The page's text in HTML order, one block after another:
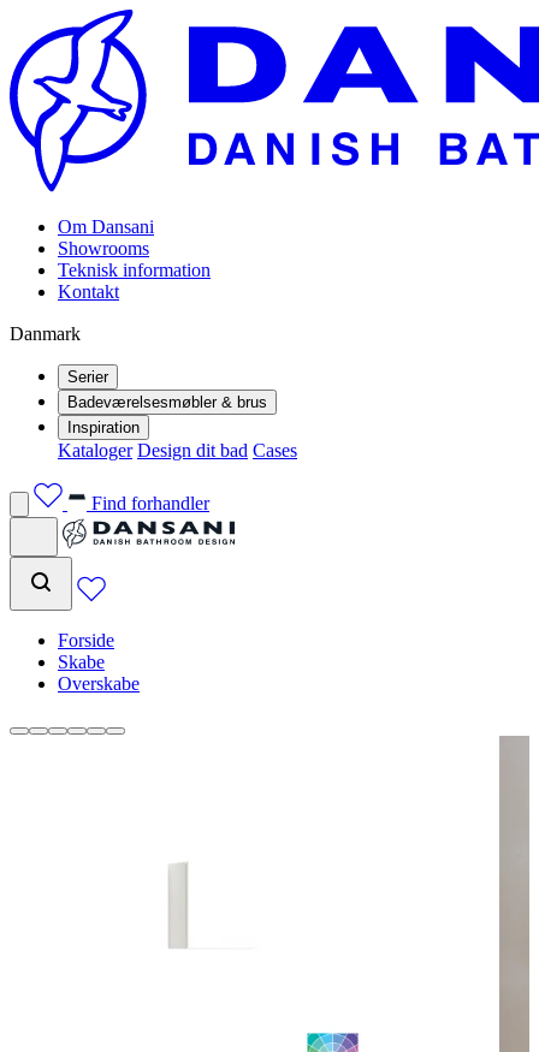
Om Dansani
Showrooms
Teknisk information
Kontakt
Danmark
Serier
Badeværelsesmøbler & brus
Inspiration
Kataloger Design dit bad Cases
Find forhandler
Forside
Skabe
Overskabe